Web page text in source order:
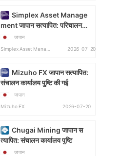
Simplex Asset Manage
ment जापान सत्यापित: परिचालन
जापान
Simplex Asset Management
2026-07-20
Mizuho FX जापान सत्यापित:
संचालन कार्यालय पुष्टि की गई
जापान
Mizuho FX
2026-07-20
Chugai Mining जापान स
त्यापित: संचालन कार्यालय पुष्टि
जापान